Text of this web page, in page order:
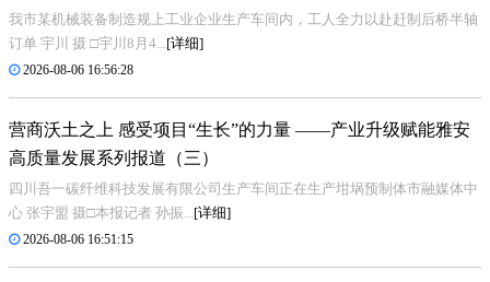
我市某机械装备制造规上工业企业生产车间内，工人全力以赴赶制后桥半轴
订单 宇川 摄 □宇川8月4... [详细]
2026-08-06 16:56:28
营商沃土之上 感受项目“生长”的力量 ——产业升级赋能雅安
高质量发展系列报道（三）
四川吾一碳纤维科技发展有限公司生产车间正在生产坩埚预制体市融媒体中
心 张宇盟 摄□本报记者 孙振... [详细]
2026-08-06 16:51:15